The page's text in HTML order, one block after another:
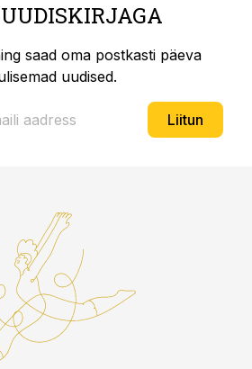
saad oma postkasti päeva
uudised.
Liitun